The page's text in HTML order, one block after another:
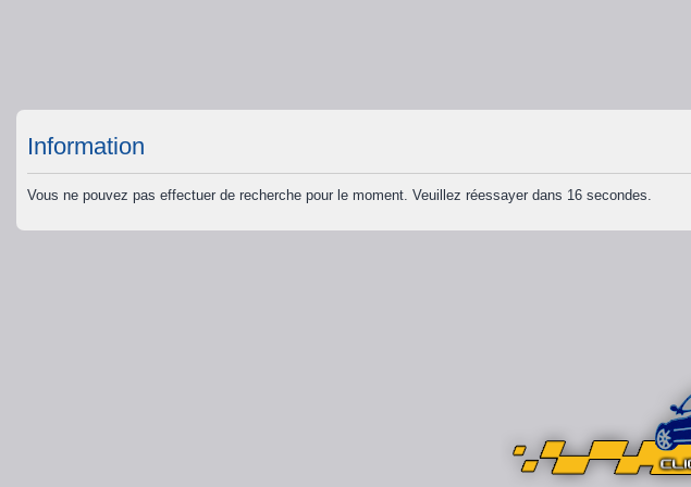
Information
Vous ne pouvez pas effectuer de recherche pour le moment. Veuillez réessayer dans 16 secondes.